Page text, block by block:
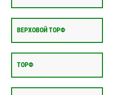
ВЕРХОВОЙ ТОРФ
ТОРФ